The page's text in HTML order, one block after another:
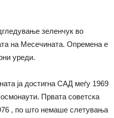
зеленчук во
на Месечината. Опремена е
уреди.
ја достигна САД меѓу 1969
Првата советска
, по што немаше слетувања